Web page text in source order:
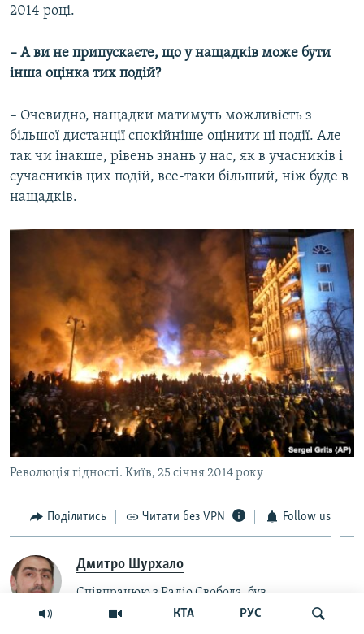
КТА РУС
2014 році.
– А ви не припускаєте, що у нащадків може бути
інша оцінка тих подій?
– Очевидно, нащадки матимуть можливість з
більшої дистанції спокійніше оцінити ці події. Але
так чи інакше, рівень знань у нас, як в учасників і
сучасників цих подій, все-таки більший, ніж буде в
нащадків.
Революція гідності. Київ, 25 січня 2014 року
Поділитись Читати без VPN Follow us
Дмитро Шурхало
Співпрацюю з Радіо Свобода, був
кореcпондентом і редактором (2008–2017),